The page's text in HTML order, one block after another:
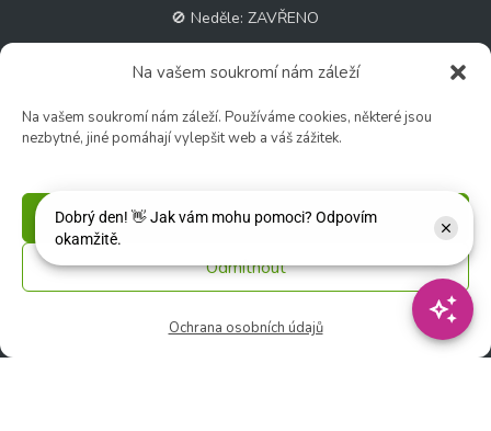
Na vašem soukromí nám záleží
Na vašem soukromí nám záleží. Používáme cookies, některé jsou
nezbytné, jiné pomáhají vylepšit web a váš zážitek.
Příjmout
Odmítnout
Ochrana osobních údajů
🚫 Neděle: ZAVŘENO
Květinářství
🕑 So: 9:00 – 15:00
Rychlý kontakt: